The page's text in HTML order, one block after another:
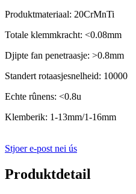
Produktmateriaal: 20CrMnTi
Totale klemmkracht: <0.08mm
Djipte fan penetraasje: >0.8mm
Standert rotaasjesnelheid: 10000
Echte rûnens: <0.8u
Klemberik: 1-13mm/1-16mm
Stjoer e-post nei ús
Produktdetail